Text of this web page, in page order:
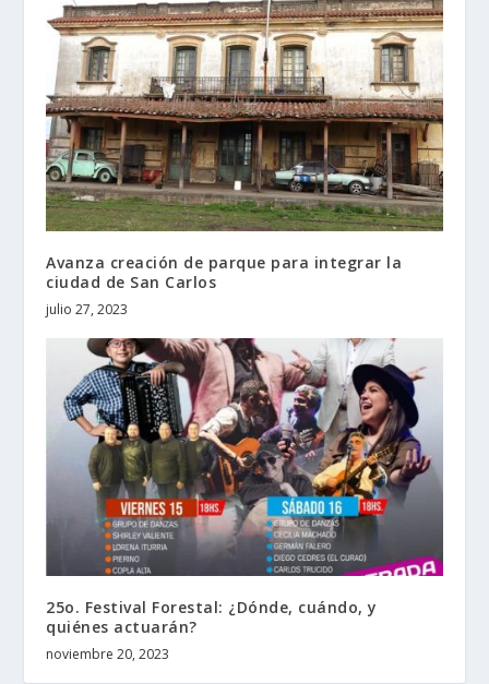
Avanza creación de parque para integrar la
ciudad de San Carlos
julio 27, 2023
25o. Festival Forestal: ¿Dónde, cuándo, y
quiénes actuarán?
noviembre 20, 2023